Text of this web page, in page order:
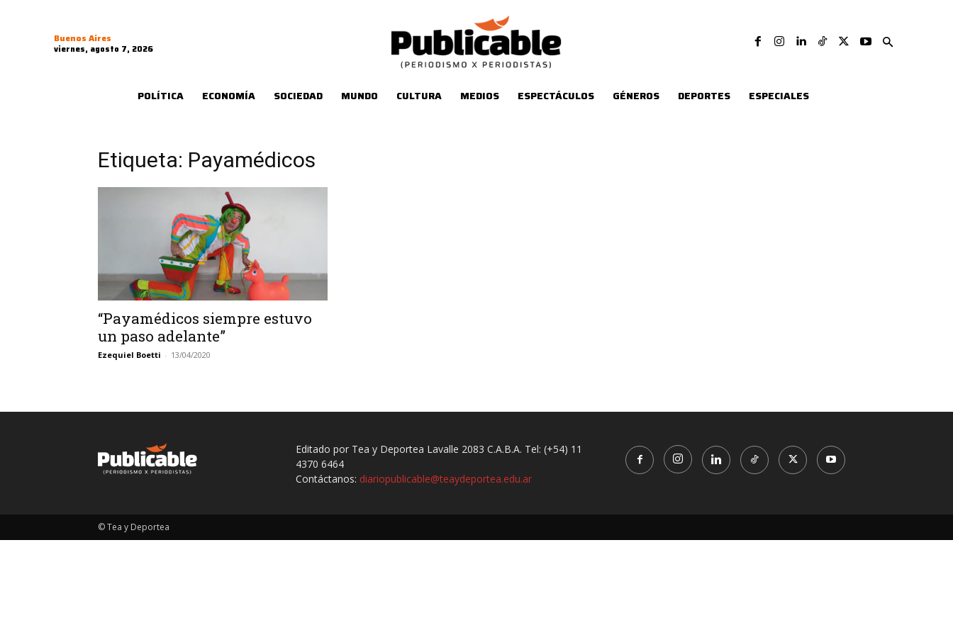
Buenos Aires
viernes, agosto 7, 2026
POLÍTICA ECONOMÍA SOCIEDAD MUNDO CULTURA MEDIOS ESPECTÁCULOS GÉNEROS DEPORTES ESPECIALES
Etiqueta: Payamédicos
“Payamédicos siempre estuvo
un paso adelante”
Ezequiel Boetti - 13/04/2020
Editado por Tea y Deportea Lavalle 2083 C.A.B.A. Tel: (+54) 11
4370 6464
Contáctanos: diariopublicable@teaydeportea.edu.ar
© Tea y Deportea